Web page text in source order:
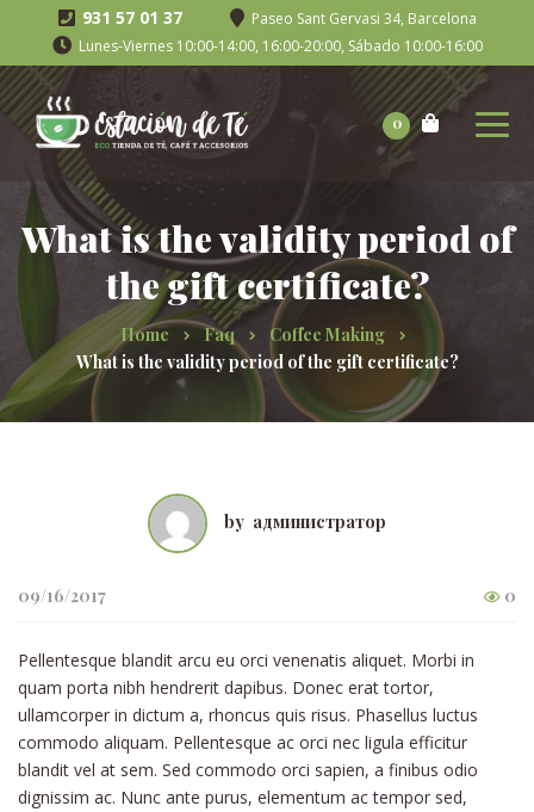
931 57 01 37
Paseo Sant Gervasi 34, Barcelona
Lunes-Viernes 10:00-14:00, 16:00-20:00, Sábado 10:00-16:00
0
What is the validity period of
the gift certificate?
Home Faq
Coffee Making
What is the validity period of the gift certificate?
by администратор
09/16/2017 0
Pellentesque blandit arcu eu orci venenatis aliquet. Morbi in
quam porta nibh hendrerit dapibus. Donec erat tortor,
ullamcorper in dictum a, rhoncus quis risus. Phasellus luctus
commodo aliquam. Pellentesque ac orci nec ligula efficitur
blandit vel at sem. Sed commodo orci sapien, a finibus odio
dignissim ac. Nunc ante purus, elementum ac tempor sed,